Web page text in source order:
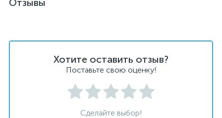
Отзывы
Хотите оставить отзыв?
Поставьте свою оценку!
Сделайте выбор!